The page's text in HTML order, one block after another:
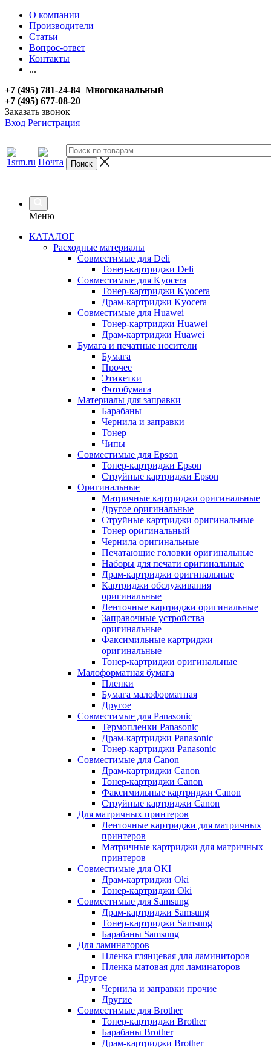
О компании
Производители
Статьи
Вопрос-ответ
Контакты
...
+7 (495) 781-24-84 Многоканальный
+7 (495) 677-08-20
Заказать звонок
Вход Регистрация
Меню
КАТАЛОГ
Расходные материалы
Совместимые для Deli
Тонер-картриджи Deli
Совместимые для Kyocera
Тонер-картриджи Kyocera
Драм-картриджи Kyocera
Совместимые для Huawei
Тонер-картриджи Huawei
Драм-картриджи Huawei
Бумага и печатные носители
Бумага
Прочее
Этикетки
Фотобумага
Материалы для заправки
Барабаны
Чернила и заправки
Тонер
Чипы
Совместимые для Epson
Тонер-картриджи Epson
Струйные картриджи Epson
Оригинальные
Матричные картриджи оригинальные
Другое оригинальные
Струйные картриджи оригинальные
Тонер оригинальный
Чернила оригинальные
Печатающие головки оригинальные
Наборы для печати оригинальные
Драм-картриджи оригинальные
Картриджи обслуживания
оригинальные
Ленточные картриджи оригинальные
Заправочные устройства
оригинальные
Факсимильные картриджи
оригинальные
Тонер-картриджи оригинальные
Малоформатная бумага
Пленки
Бумага малоформатная
Другое
Совместимые для Panasonic
Термопленки Panasonic
Драм-картриджи Panasonic
Тонер-картриджи Panasonic
Совместимые для Canon
Драм-картриджи Canon
Тонер-картриджи Canon
Факсимильные картриджи Canon
Струйные картриджи Canon
Для матричных принтеров
Ленточные картриджи для матричных
принтеров
Матричные картриджи для матричных
принтеров
Совместимые для OKI
Драм-картриджи Oki
Тонер-картриджи Oki
Совместимые для Samsung
Драм-картриджи Samsung
Тонер-картриджи Samsung
Барабаны Samsung
Для ламинаторов
Пленка глянцевая для ламиниторов
Пленка матовая для ламинаторов
Другое
Чернила и заправки прочие
Другие
Совместимые для Brother
Тонер-картриджи Brother
Барабаны Brother
Драм-картриджи Brother